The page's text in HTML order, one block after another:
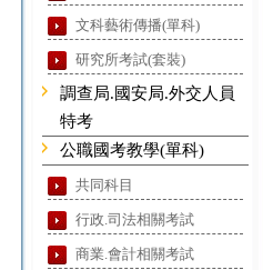
文科藝術傳播(單科)
研究所考試(套裝)
調查局.國安局.外交人員
特考
公職國考教學(單科)
共同科目
行政.司法相關考試
商業.會計相關考試